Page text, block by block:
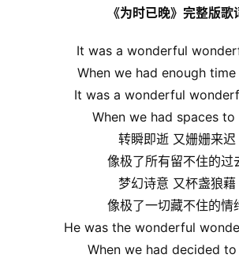
《为时已晚》完整版歌
It was a wonderful
When we had enough
It was a wonderful
When we had spaces to
转瞬即逝 又姗姗来迟
像极了所有留不住的过
梦幻诗意 又杯盏狼藉
像极了一切藏不住的情
He was the wonderful
When we had decided